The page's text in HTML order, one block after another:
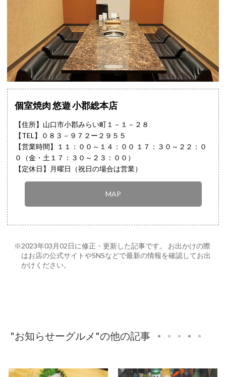
個室焼肉 悠遊 小郡総本店
【住所】山口市小郡みらい町１－１－２８
【TEL】
０８３－９７２ー２９５５
【営業時間】１１：００～１４：００ １７：３０～２２：０
０（金・土１７：３０～２３：００）
【定休日】月曜日（祝日の場合は営業）
MAP
※2023年03月02日に修正・更新した記事です。 お出かけの際
はお店の公式サイトやSNSなどで最新の情報を確認してお出
かけください。
"お知らせーグルメ"の他の記事